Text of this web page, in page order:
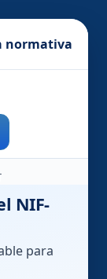
normativa
NIF-
para